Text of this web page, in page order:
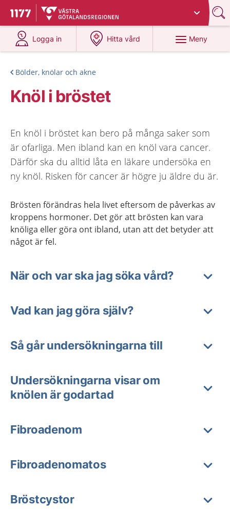
Till startsidan för 1177
Du har valt region
Logga in
på 1177.se
Hitta vård
på 1177.se
Meny
Bölder, knölar och akne
Knöl i bröstet
En knöl i bröstet kan bero på många saker som
är ofarliga. Men ibland kan en knöl vara cancer.
Därför ska du alltid låta en läkare undersöka en
ny knöl. Risken för cancer är högre ju äldre du är.
Brösten förändras hela livet eftersom de påverkas av
kroppens hormoner. Det gör att brösten kan vara
knöliga eller göra ont ibland, utan att det betyder att
något är fel.
När och var ska jag söka vård?
Vad kan jag göra själv?
Så går undersökningarna till
Undersökningarna visar om
knölen är godartad
Fibroadenom
Fibroadenomatos
Bröstcystor